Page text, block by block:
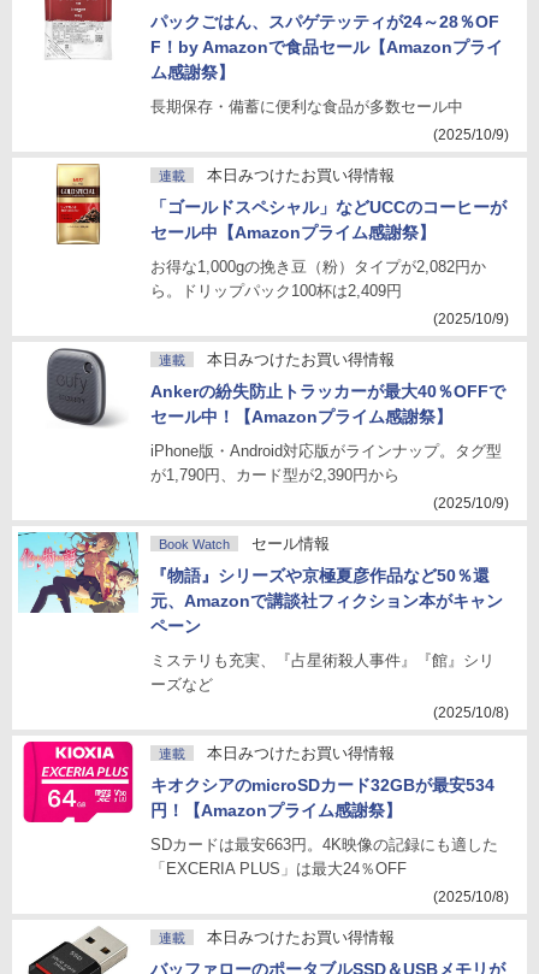
パックごはん、スパゲテッティが24～28％OF
F！by Amazonで食品セール【Amazonプライ
ム感謝祭】
長期保存・備蓄に便利な食品が多数セール中
(2025/10/9)
連載 本日みつけたお買い得情報
「ゴールドスペシャル」などUCCのコーヒーが
セール中【Amazonプライム感謝祭】
お得な1,000gの挽き豆（粉）タイプが2,082円か
ら。ドリップパック100杯は2,409円
(2025/10/9)
連載 本日みつけたお買い得情報
Ankerの紛失防止トラッカーが最大40％OFFで
セール中！【Amazonプライム感謝祭】
iPhone版・Android対応版がラインナップ。タグ型
が1,790円、カード型が2,390円から
(2025/10/9)
Book Watch セール情報
『物語』シリーズや京極夏彦作品など50％還
元、Amazonで講談社フィクション本がキャン
ペーン
ミステリも充実、『占星術殺人事件』『館』シリ
ーズなど
(2025/10/8)
連載 本日みつけたお買い得情報
キオクシアのmicroSDカード32GBが最安534
円！【Amazonプライム感謝祭】
SDカードは最安663円。4K映像の記録にも適した
「EXCERIA PLUS」は最大24％OFF
(2025/10/8)
連載 本日みつけたお買い得情報
バッファローのポータブルSSD＆USBメモリが